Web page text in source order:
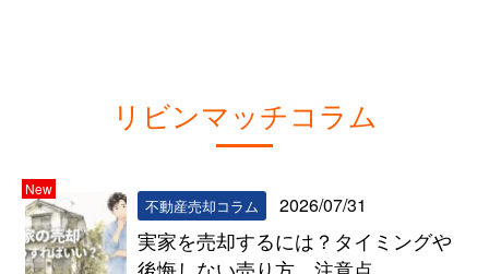
リビンマッチコラム
不動産売却コラム 2026/07/31
New
実家を売却するには？タイミングや